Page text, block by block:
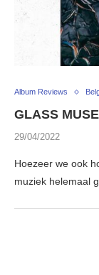
Album Reviews
GLASS
29/04/2022
Hoezeer we ook
muziek helemaal